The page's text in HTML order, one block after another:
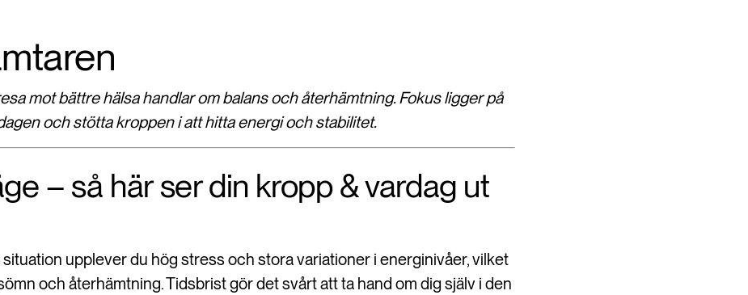
mot bättre hälsa handlar om balans och återhämtning. Fokus ligger på
och stötta kroppen i att hitta energi och stabilitet.
– så här ser din kropp & vardag ut
upplever du hög stress och stora variationer i energinivåer, vilket
och återhämtning. Tidsbrist gör det svårt att ta hand om dig själv i den